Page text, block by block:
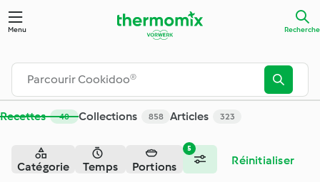
Menu Recherche
Recettes 40 Collections 858 Articles 323
5
Catégorie Temps Portions Réinitialiser
Recherche - Cookidoo® – la plateforme de recettes officielle